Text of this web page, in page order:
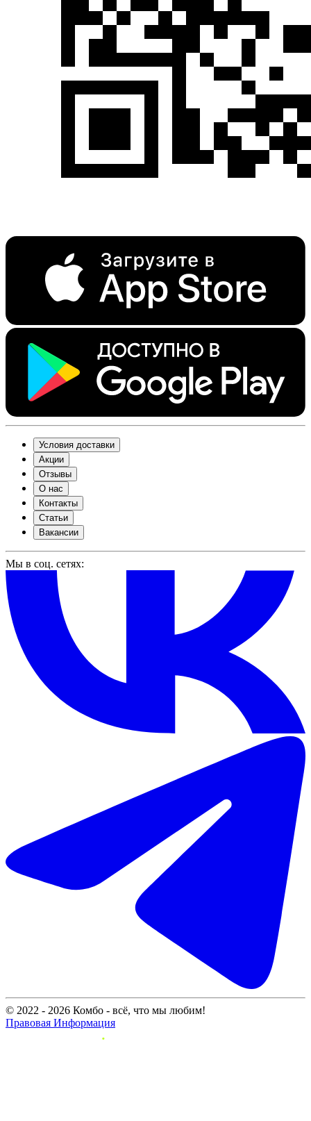
Условия доставки
Акции
Отзывы
О нас
Контакты
Статьи
Вакансии
Мы в соц. сетях:
© 2022 - 2026 Комбо - всё, что мы любим!
Правовая Информация